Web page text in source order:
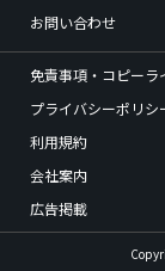
お問い合わせ
免責事項・コピーラ
プライバシーポリシ
利用規約
会社案内
広告掲載